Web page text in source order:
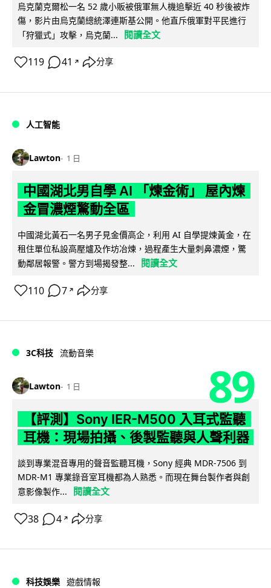
烏克蘭克爾松一名 52 歲小販被俄軍無人機追擊近 40 秒後被炸
傷，影片由烏克蘭總統澤連斯基公開。他直斥俄軍對平民進行
「狩獵式」攻擊，烏克蘭...
閱讀全文
119 41 ↗ 分享
人工智能
Lawton 1 日
中國湖北男自學 AI 「煉金術」 屋內煉
金冒濃煙驚動全區
中國湖北黃石一名男子見金價高企，利用 AI 自學提煉黃金，在
租住單位私設高壓爐及作坊冶煉，過程產生大量刺鼻濃煙，驚
動鄰居報警。警方到場揭發整...
閱讀全文
110 7 ↗ 分享
3C科技 流動音樂
Lawton 1 日 89
【評測】Sony IER-M500 入耳式監聽
耳機：現場拍攝、後製監聽與人聲利器
談到專業混音專用的聲音監聽耳機，Sony 經典 MDR-7506 到
MDR-M1 專業錄音室耳機都為人熟悉。而現在舞台製作者與創
意影像製作...
閱讀全文
38 4 ↗ 分享
科技娛樂 遊戲情報